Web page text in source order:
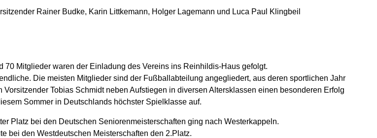
Rainer Budke, Karin Littkemann, Holger Lagemann und Luca Paul Klingbeil
Mitglieder waren der Einladung des Vereins ins Reinhildis-Haus gefolgt.
Die meisten Mitglieder sind der Fußballabteilung angegliedert, aus deren sportlichen Jahr
Tobias Schmidt neben Aufstiegen in diversen Altersklassen einen besonderen Erfolg
Sommer in Deutschlands höchster Spielklasse auf.
Platz bei den Deutschen Seniorenmeisterschaften ging nach Westerkappeln.
bei den Westdeutschen Meisterschaften den 2.Platz.